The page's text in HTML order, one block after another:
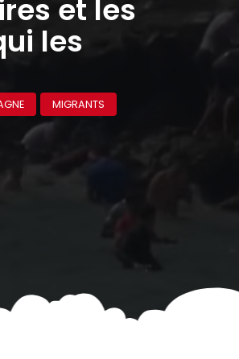
et les
les
MIGRANTS